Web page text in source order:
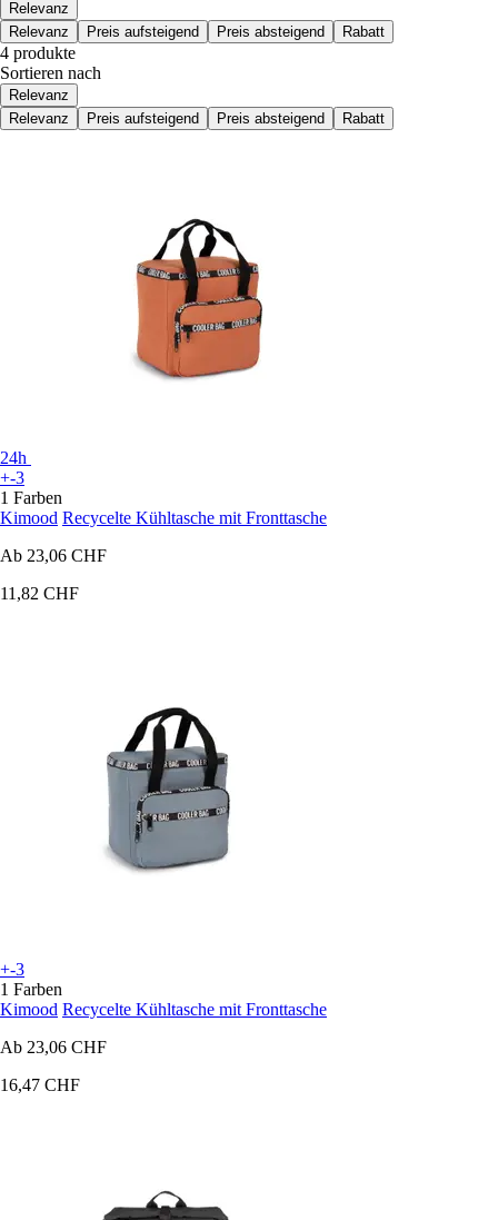
Relevanz
Relevanz
Preis aufsteigend Preis absteigend Rabatt
4 produkte
Sortieren nach
Relevanz
Relevanz
Preis aufsteigend Preis absteigend Rabatt
24h
+-3
1 Farben
Kimood Recycelte Kühltasche mit Fronttasche
Ab 23,06 CHF
11,82 CHF
+-3
1 Farben
Kimood Recycelte Kühltasche mit Fronttasche
Ab 23,06 CHF
16,47 CHF